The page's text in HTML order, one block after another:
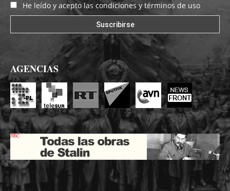
He leído y acepto las condiciones y términos de uso
AGENCIAS